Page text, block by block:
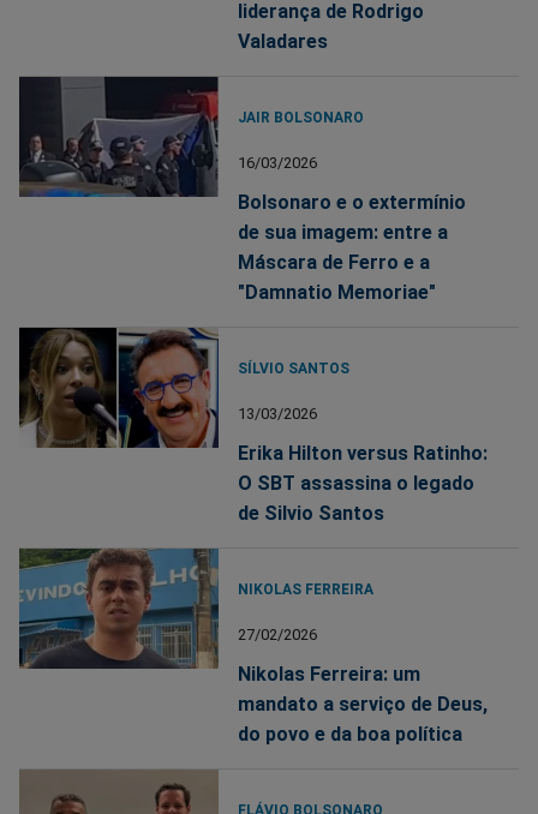
liderança de Rodrigo
Valadares
JAIR BOLSONARO
16/03/2026
Bolsonaro e o extermínio
de sua imagem: entre a
Máscara de Ferro e a
"Damnatio Memoriae"
SÍLVIO SANTOS
13/03/2026
Erika Hilton versus Ratinho:
O SBT assassina o legado
de Silvio Santos
NIKOLAS FERREIRA
27/02/2026
Nikolas Ferreira: um
mandato a serviço de Deus,
do povo e da boa política